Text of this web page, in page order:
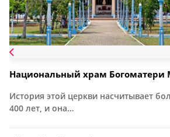
Национальный храм Богоматери
История этой церкви насчитывает
400 лет, и она…